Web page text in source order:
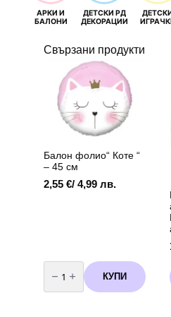
АРКИ И
БАЛОНИ
ДЕТСКИ РД
ДЕКОРАЦИИ
Свързани продукти
Балон фолио“ Коте “
– 45 см
2,55 €/ 4,99 лв.
количество
за
Балон
фолио"
КУПИ